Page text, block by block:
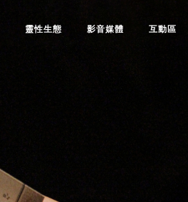
靈性生態 影音媒體 互動區